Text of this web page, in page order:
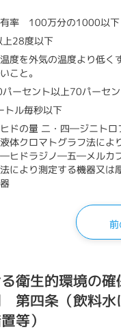
有率 100万分の1000以下
28度以下
度を外気の温度より低く
こと。
ーセント以上70パーセ
ル毎秒以下
ドの量 二・四―ジニトロ
体クロマトグラフ法によ
ヒドラジノ―五―メルカ
により測定する機器又は
衛生的環境の確
第​四条（飲料水
等）